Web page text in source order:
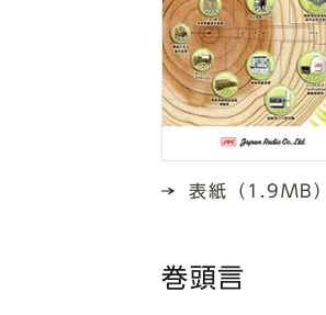
表紙（1.9MB）
巻頭言